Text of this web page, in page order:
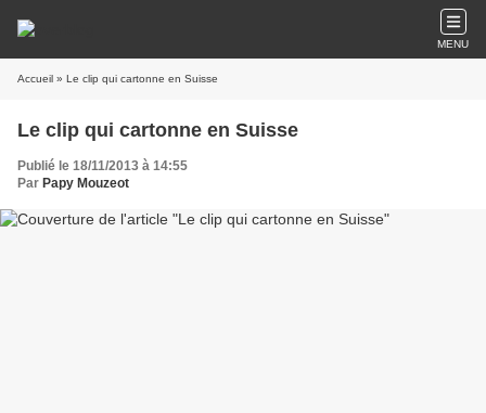
MENU
Accueil » Le clip qui cartonne en Suisse
Le clip qui cartonne en Suisse
Publié le 18/11/2013 à 14:55
Par Papy Mouzeot